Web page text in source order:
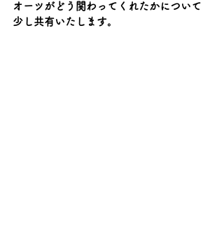
オーツがどう関わってくれたかについて
少し共有いたします。